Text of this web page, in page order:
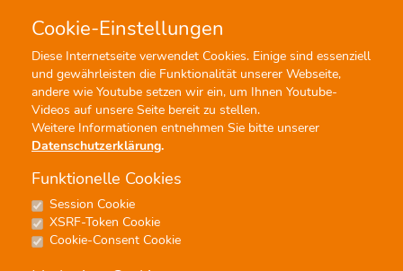
Cookie-Einstellungen
Diese Internetseite verwendet Cookies. Einige sind essenziell
und gewährleisten die Funktionalität unserer Webseite,
andere wie Youtube setzen wir ein, um Ihnen Youtube-
Videos auf unsere Seite bereit zu stellen.
Weitere Informationen entnehmen Sie bitte unserer
Datenschutzerklärung.
Funktionelle Cookies
Session Cookie
XSRF-Token Cookie
Cookie-Consent Cookie
Menü Profisuche
Kirche
39 Ergebnisse - Seite 1 von 2 - Treffer 1 von 20